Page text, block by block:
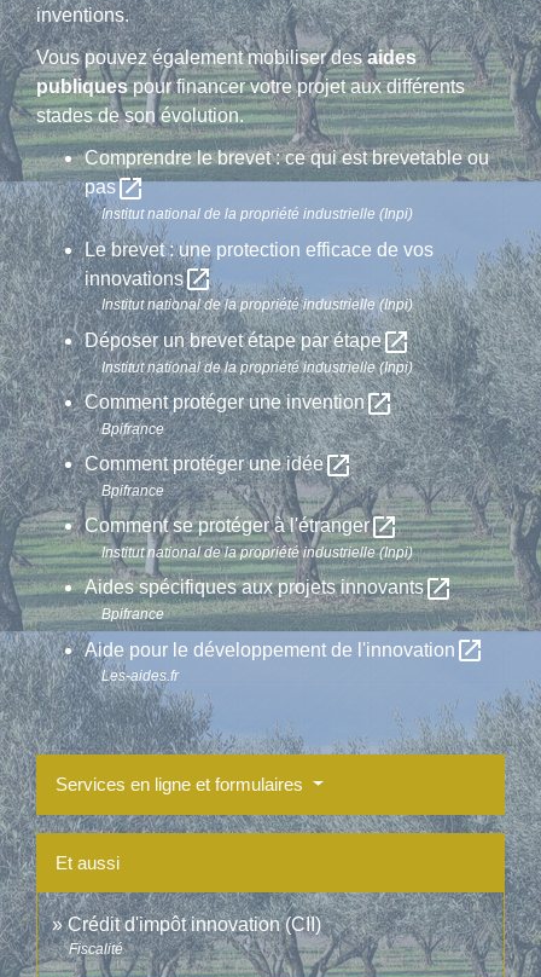
inventions.
Vous pouvez également mobiliser desaides
publiquespour financer votre projet aux différents
stades de son évolution.
Comprendre le brevet : ce qui est brevetable ou
pasopen_in_new
Institut national de la propriété industrielle (Inpi)
Le brevet : une protection efficace de vos
innovationsopen_in_new
Institut national de la propriété industrielle (Inpi)
Déposer un brevet étape par étapeopen_in_new
Institut national de la propriété industrielle (Inpi)
Comment protéger une inventionopen_in_new
Bpifrance
Comment protéger une idéeopen_in_new
Bpifrance
Comment se protéger à l'étrangeropen_in_new
Institut national de la propriété industrielle (Inpi)
Aides spécifiques aux projets innovantsopen_in_new
Bpifrance
Aide pour le développement de l'innovation open_in_new
Les-aides.fr
Services en ligne et formulaires
Et aussi
Crédit d'impôt innovation (CII)
Fiscalité